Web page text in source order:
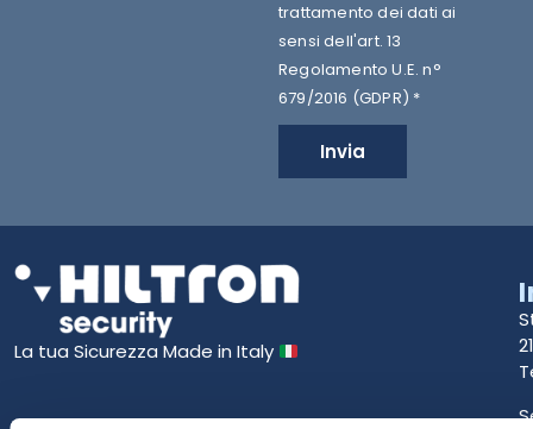
trattamento dei dati ai
sensi dell'art. 13
Regolamento U.E. n°
679/2016 (GDPR) *
Invia
La tua Sicurezza Made in Italy